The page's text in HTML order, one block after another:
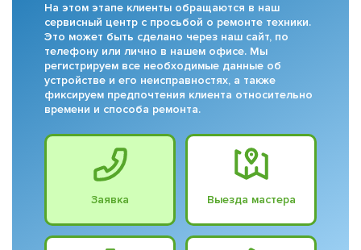
На этом этапе клиенты обращаются в наш
сервисный центр с просьбой о ремонте техники.
Это может быть сделано через наш сайт, по
телефону или лично в нашем офисе. Мы
регистрируем все необходимые данные об
устройстве и его неисправностях, а также
фиксируем предпочтения клиента относительно
времени и способа ремонта.
Заявка Выезда мастера